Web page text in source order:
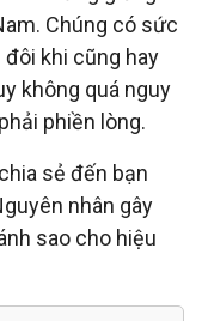
Chúng có sức
đôi khi cũng hay
không quá nguy
phiền lòng.
sẻ đến bạn
nhân gây
sao cho hiệu